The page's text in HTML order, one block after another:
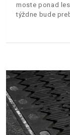
moste ponad
týždne bude